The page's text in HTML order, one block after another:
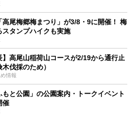
高尾梅郷梅まつり」が3/8・9に開催！ 梅
スタンプハイクも実施
】高尾山稲荷山コースが2/19から通行止
伐採のため）
情報
もと公園」の公園案内・トークイベント
催